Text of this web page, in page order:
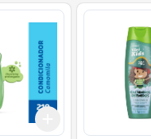
10
Add